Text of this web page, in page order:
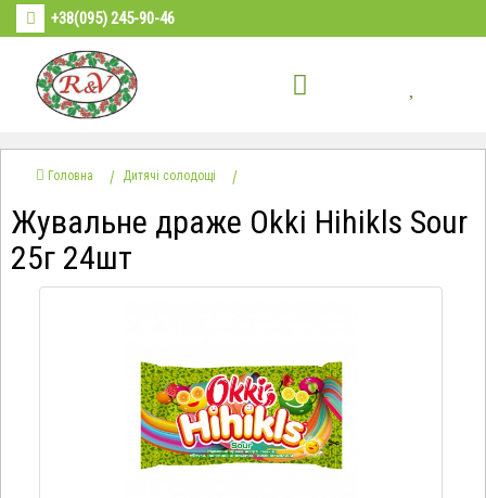
+38(095) 245-90-46
Головна Дитячі солодощі
Жувальне драже Okki Hihikls Sour
25г 24шт